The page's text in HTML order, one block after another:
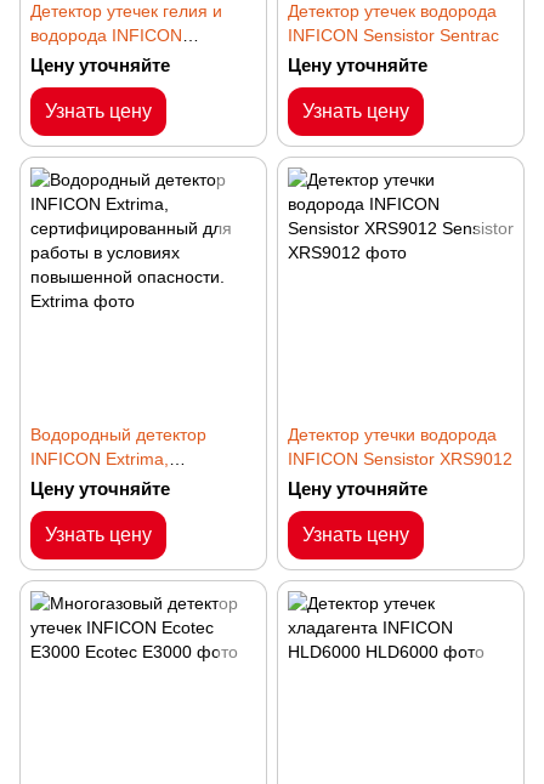
Детектор утечек гелия и
водорода INFICON
XL3000flex
Цену уточняйте
Узнать цену
Детектор утечек водорода
INFICON Sensistor Sentrac
Цену уточняйте
Узнать цену
Водородный детектор
INFICON Extrima,
сертифицированный для
работы в условиях
повышенной опасности.
Цену уточняйте
Узнать цену
Детектор утечки водорода
INFICON Sensistor XRS9012
Цену уточняйте
Узнать цену